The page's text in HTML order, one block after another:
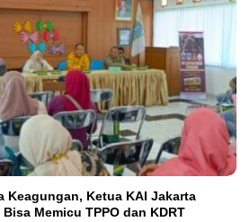
Keagungan, Ketua KAI Jakarta
Memicu TPPO dan KDRT